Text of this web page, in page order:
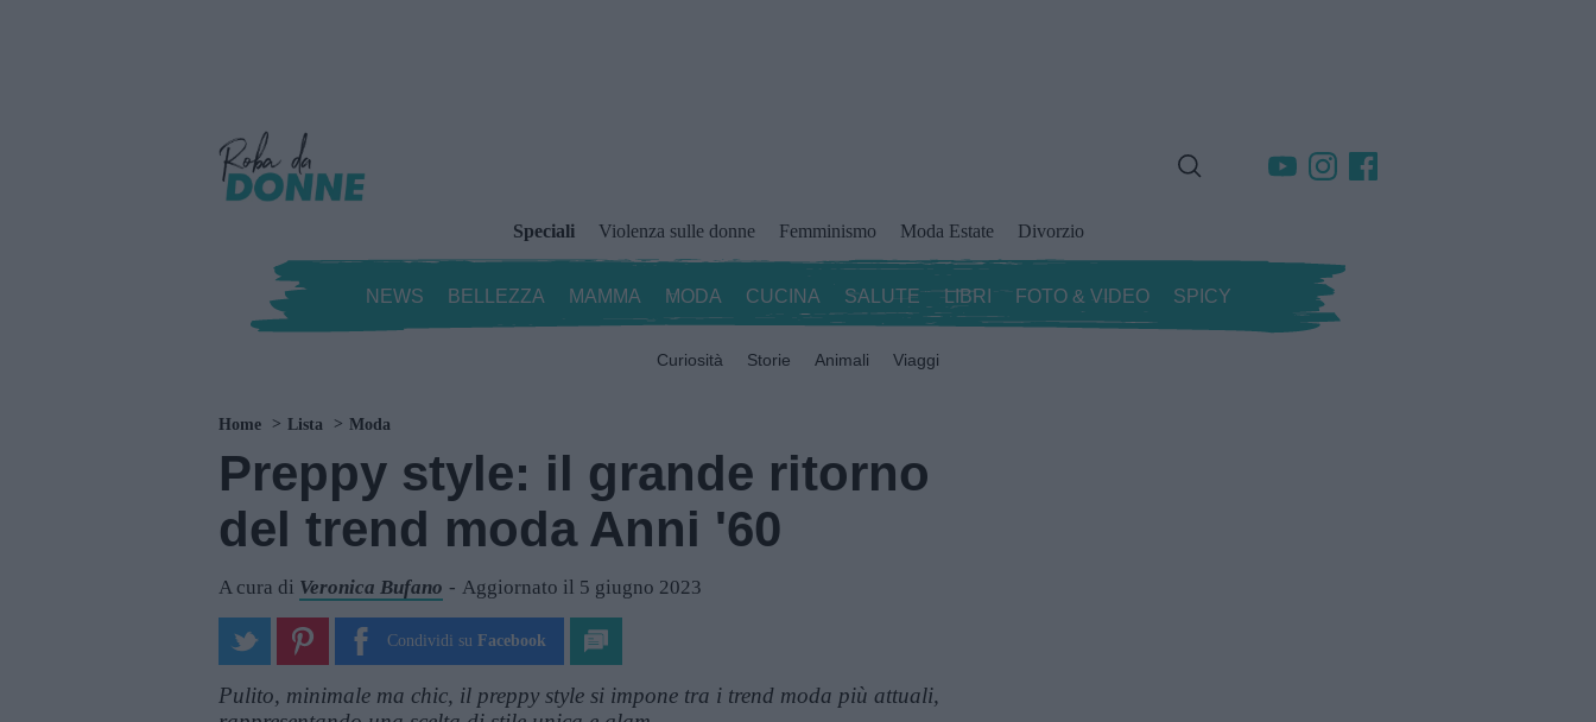
Speciali Violenza sulle donne Femminismo Moda Estate Divorzio
NEWS BELLEZZA MAMMA MODA CUCINA SALUTE LIBRI FOTO & VIDEO SPICY
Curiosità Storie Animali Viaggi
Home Lista Moda
Preppy style: il grande ritorno
del trend moda Anni '60
A cura di Veronica Bufano Aggiornato il 5 giugno 2023
Condividi su Facebook
Pulito, minimale ma chic, il preppy style si impone tra i trend moda più attuali,